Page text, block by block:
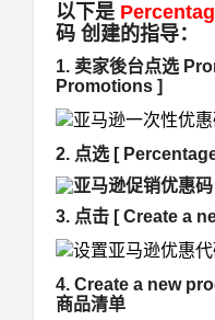
以下是
码 创建的指导：
1. 卖家後台点选
Promotions ]
2. 点选 [
3. 点击 [ Create a
4. Create a new
商品清单